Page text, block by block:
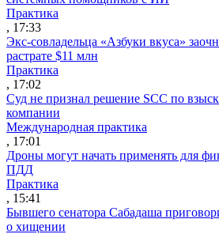
Практика
, 17:33
Экс-совладельца «Азбуки вкуса»
растрате $11 млн
Практика
, 17:02
Суд не признал решение SCC по
компании
Международная практика
, 17:01
Дроны могут начать применять для
ПДД
Практика
, 15:41
Бывшего сенатора Сабадаша
о хищении